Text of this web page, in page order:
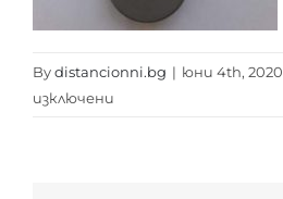
Bydistancionni.bg | юни 4th, 2020
изключени